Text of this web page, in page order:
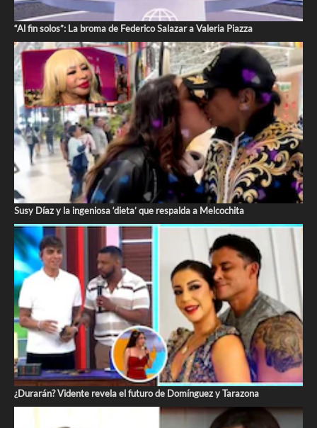
“Al fin solos”: La broma de Federico Salazar a Valeria Piazza
Susy Díaz y la ingeniosa ‘dieta’ que respalda a Melcochita
¿Durarán? Vidente revela el futuro de Domínguez y Tarazona